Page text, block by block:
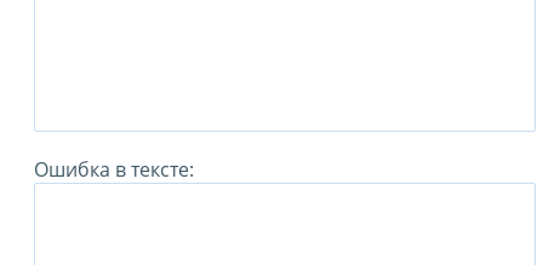
Ошибка в тексте: